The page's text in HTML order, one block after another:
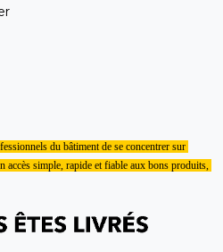
du bâtiment de se concentrer sur
simple, rapide et fiable aux bons produits,